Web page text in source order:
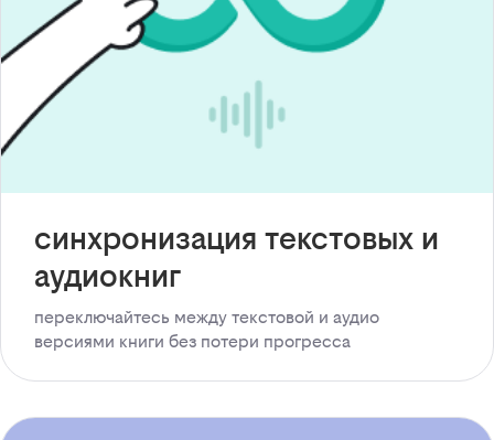
синхронизация текстовых и
аудиокниг
переключайтесь между текстовой и аудио
версиями книги без потери прогресса